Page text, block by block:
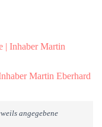
| Inhaber Martin
Martin Eberhard
angegebene